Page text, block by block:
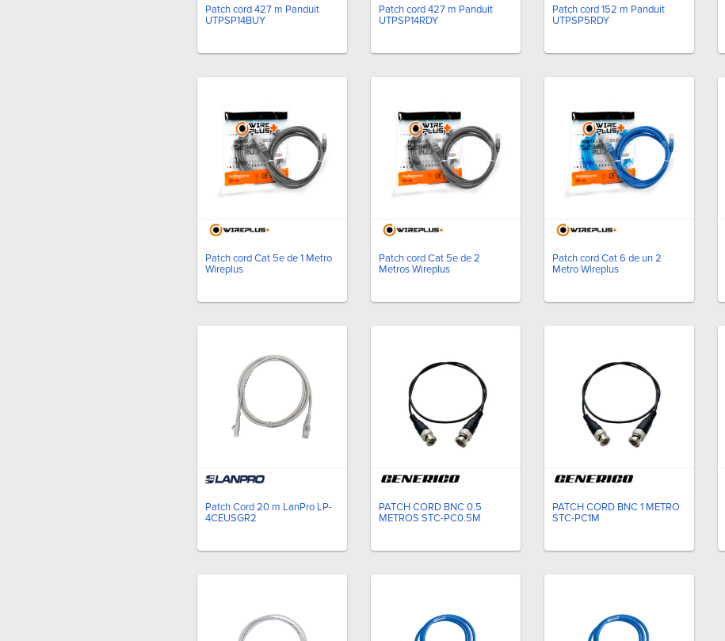
Patch cord 427 m Panduit
UTPSP14BUY
Patch cord 427 m Panduit
UTPSP14RDY
Patch cord 152 m Panduit
UTPSP5RDY
Patch cord Cat 5e de 1 Metro
Wireplus
Patch cord Cat 5e de 2
Metros Wireplus
Patch cord Cat 6 de un 2
Metro Wireplus
Patch Cord 20 m LanPro LP-
4CEUSGR2
PATCH CORD BNC 0.5
METROS STC-PC0.5M
PATCH CORD BNC 1 METRO
STC-PC1M